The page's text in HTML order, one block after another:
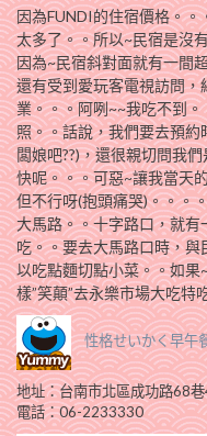
因為FUNDI的住宿價格。
太多了。。所以~民宿是沒
因為~民宿斜對面就有一間
還有受到愛玩客電視訪問
業。。。阿咧~~我吃不到
照。。話說，我們要去預
闆娘吧??)，還很親切問我
快呢。。。可惡~讓我當天
但不行呀(抱頭痛哭)。。。
大馬路。。十字路口，就
吃。。要去大馬路口時，
以吃點麵切點小菜。。如
樣”笑顛”去永樂市場大吃特
性格せいかく早午
地址：台南市北區成功路68
電話：06-2233330